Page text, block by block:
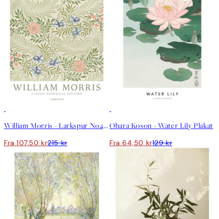
William Morris - Larkspur No4 Plakat
Fra 107,50 kr215 kr
Ohara Koson - Water Lily Plakat
Fra 64,50 kr129 kr